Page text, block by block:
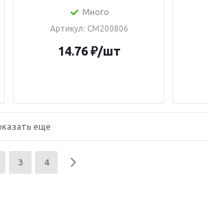
Много
Артикул: CM200806
14.76₽/шт
еще
3 4